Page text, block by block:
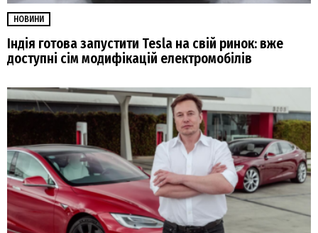
НОВИНИ
Індія готова запустити Tesla на свій ринок: вже
доступні сім модифікацій електромобілів